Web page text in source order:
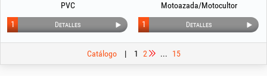
PVC
Detalles
1
Motoazada/Motocultor
Detalles
1
Catálogo | 1 2 ... 15